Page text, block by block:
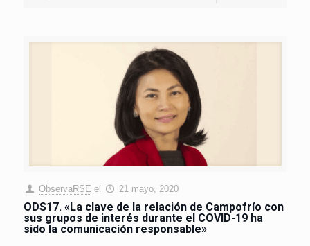
ObservaRSE el 21 mayo, 2020
ODS17. «La clave de la relación de Campofrío con
sus grupos de interés durante el COVID-19 ha
sido la comunicación responsable»